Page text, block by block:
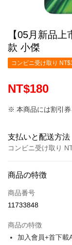
【05月新品
款 小傑
コンビニ受け取り
NT$180
※ 本商品には割引
支払いと配送方法
コンビニ受け取り
クレジットカード1回
コンビニ店頭代金引換
Apple Pay
商品の特徴
商品番号
11733848
商品の特徴
加入會員+首下載